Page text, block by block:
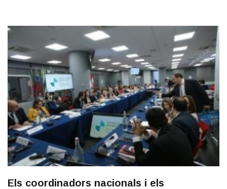
Els coordinadors nacionals i els